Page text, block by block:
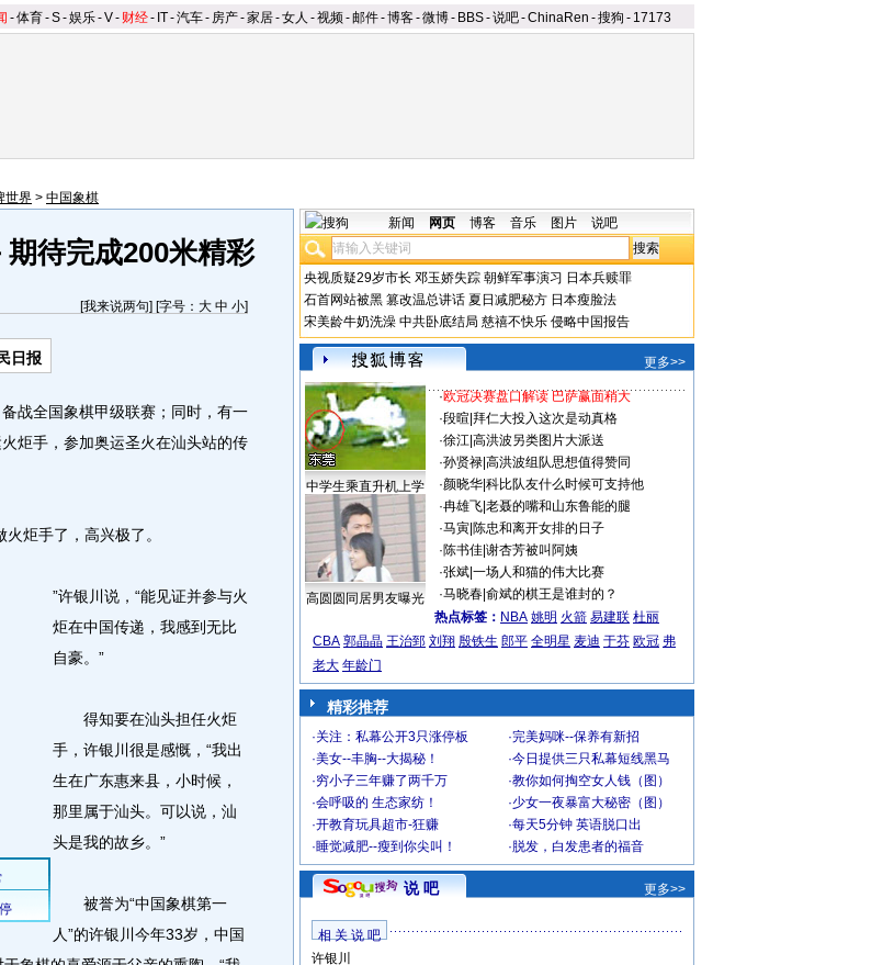
-体育-S-娱乐-V- 财经- IT-汽车- 房产-家居-女人 -视频-邮件-博客-微博- BBS-说吧-ChinaRen -搜狗 - 17173
世界 > 中国象棋
待完成200米精彩
[我来说两句] [字号： 大 中 小]
日报
战全国象棋甲级联赛；同时，有一
炬手，参加奥运圣火在汕头站的传
炬手了，高兴极了。
”许银川说，“能见证并参与火
炬在中国传递，我感到无比
自豪。”
得知要在汕头担任火炬
手，许银川很是感慨，“我出
生在广东惠来县，小时候，
那里属于汕头。可以说，汕
头是我的故乡。”
被誉为“中国象棋第一
人”的许银川今年33岁，中国
新闻 网页 博客 音乐 图片 说吧
央视质疑29岁市长 邓玉娇失踪 朝鲜军事演习 日本兵赎罪
石首网站被黑 篡改温总讲话 夏日减肥秘方 日本瘦脸法
宋美龄牛奶洗澡 中共卧底结局 慈禧不快乐 侵略中国报告
更多>>
中学生乘直升机上学
高圆圆同居男友曝光
·欧冠决赛盘口解读 巴萨赢面稍大
·段暄 拜仁大投入这次是动真格
·徐江| 高洪波另类图片大派送
·孙贤禄| 高洪波组队思想值得赞同
·颜晓华| 科比队友什么时候可支持他
·冉雄飞| 老聂的嘴和山东鲁能的腿
·马寅| 陈忠和离开女排的日子
·陈书佳| 谢杏芳被叫阿姨
·张斌| 一场人和猫的伟大比赛
·马晓春| 俞斌的棋王是谁封的？
热点标签： NBA 姚明 火箭 易建联 杜丽
CBA 郭晶晶 王治郅 刘翔 殷铁生 郎平 全明星 麦迪 于芬 欧冠 弗
老大 年龄门
精彩推荐
·关注：私幕公开3只涨停板 ·完美妈咪--保养有新招
·美女--丰胸--大揭秘！ ·今日提供三只私幕短线黑马
·穷小子三年赚了两千万 ·教你如何掏空女人钱（图）
·会呼吸的 生态家纺！ ·少女一夜暴富大秘密（图）
·开教育玩具超市-狂赚 ·每天5分钟 英语脱口出
·睡觉减肥--瘦到你尖叫！ · 脱发，白发患者的福音
说 吧 更多>>
相 关 说 吧
许银川